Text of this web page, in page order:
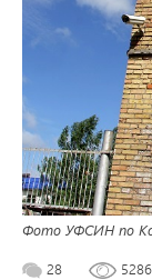
Фото УФСИН по
28 5286